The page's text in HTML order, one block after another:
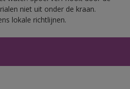
niet uit onder de kraan.
lokale richtlijnen.